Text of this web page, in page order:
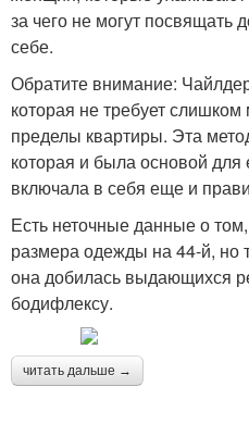
за чего не могут посвящать
себе.
Обратите внимание:
которая не требует
пределы квартиры. Эта
которая и была основой для
включала в себя еще и
Есть неточные данные о
размера одежды на 44-й, но
она добилась выдающихся
бодифлексу.
читать дальше →